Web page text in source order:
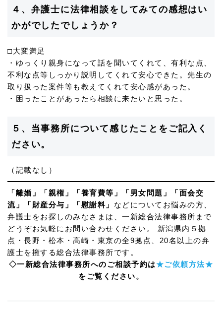
４、弁護士に法律相談をしてみての感想はい
かがでしたでしょうか？
□大変満足
・ゆっくり親身になって話を聞いてくれて、有利な点、
不利な点等しっかり説明してくれて安心できた。先生の
取り扱った案件等も教えてくれて安心感があった。
・困ったことがあったら相談に来たいと思った。
５、当事務所について感じたことをご記入く
ださい。
（記載なし）
「離婚」「親権」「養育費等」「男女問題」「面会交
流」「財産分与」「慰謝料」 などについてお悩みの方、
弁護士をお探しのみなさまは、一新総合法律事務所まで
どうぞお気軽にお問い合わせください。 新潟県内５拠
点・長野・松本・高崎・東京の全9拠点、20名以上の弁
護士を擁する総合法律事務所です。
◇一新総合法律事務所へのご相談予約は★ご依頼方法★
をご覧ください。